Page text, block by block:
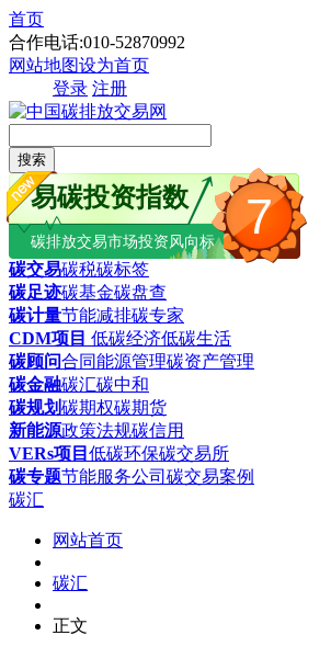
首页
合作电话:010-52870992
网站地图设为首页
登录 注册
搜索
7
易碳投资指数
碳排放交易市场投资风向标
碳交易碳税碳标签
碳足迹碳基金碳盘查
碳计量节能减排碳专家
CDM项目 低碳经济低碳生活
碳顾问合同能源管理碳资产管理
碳金融碳汇碳中和
碳规划碳期权碳期货
新能源政策法规碳信用
VERs项目 低碳环保碳交易所
碳专题节能服务公司 碳交易案例
碳汇
网站首页
碳汇
正文